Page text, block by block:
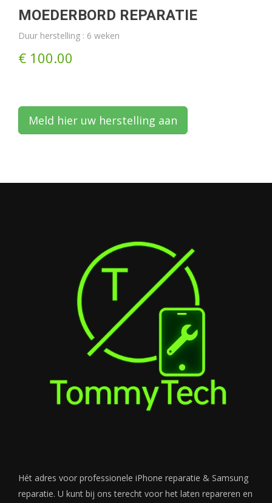
MOEDERBORD REPARATIE
Duur herstelling : 6 weken
€ 100.00
Meld hier uw herstelling aan
Hét adres voor professionele iPhone reparatie & Samsung
reparatie. U kunt bij ons terecht voor het laten repareren en